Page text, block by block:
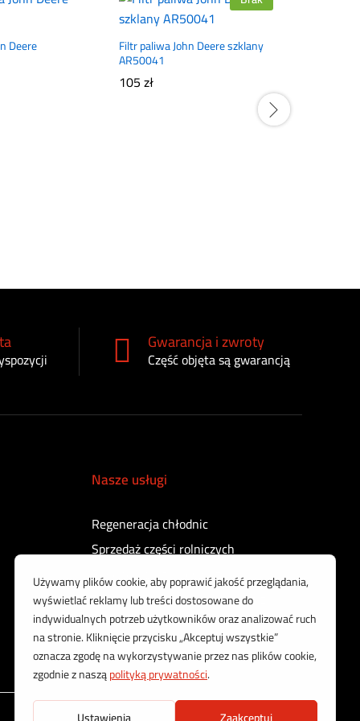
Deere Filtr paliwa John Deere szklany
AR50041
105zł
Gwarancja i zwroty
Część objęta są gwarancją
Nasze usługi
Regeneracja chłodnic
Sprzedaż części rolniczych
Regeneracja turbosprężarek
Regeneracja sprężarek powietrza
Kontrola i regeneracja wtryskiwaczy